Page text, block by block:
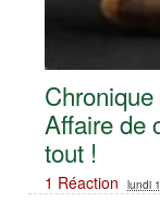
Affaire de
tout !
1 Réaction lundi